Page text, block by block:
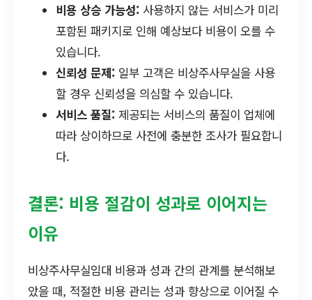
비용 상승 가능성: 사용하지 않는 서비스가 미리
포함된 패키지로 인해 예상보다 비용이 오를 수
있습니다.
신뢰성 문제: 일부 고객은 비상주사무실을 사용
할 경우 신뢰성을 의심할 수 있습니다.
서비스 품질: 제공되는 서비스의 품질이 업체에
따라 상이하므로 사전에 충분한 조사가 필요합니
다.
결론: 비용 절감이 성과로 이어지는
이유
비상주사무실임대 비용과 성과 간의 관계를 분석해보
았을 때, 적절한 비용 관리는 성과 향상으로 이어질 수